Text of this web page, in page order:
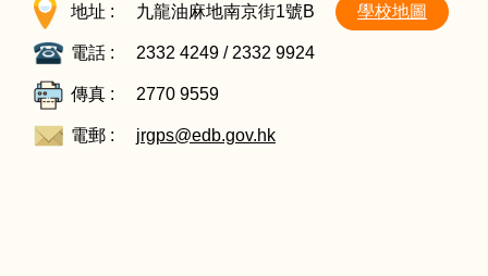
地址 : 九龍油麻地南京街1號B 學校地圖
電話 : 2332 4249 / 2332 9924
傳真 : 2770 9559
電郵 : jrgps@edb.gov.hk